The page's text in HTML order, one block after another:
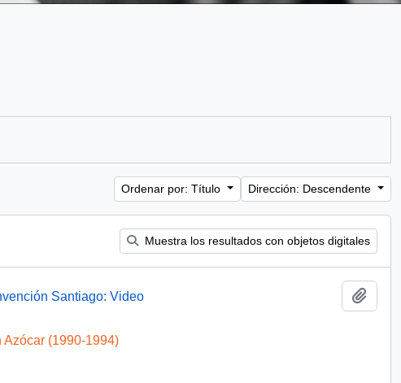
Ordenar por: Título Dirección: Descendente
Muestra los resultados con objetos digitales
Santiago: Video
(1990-1994)